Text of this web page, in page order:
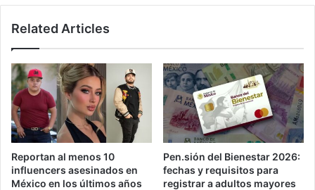
Related Articles
Reportan al menos 10
influencers asesinados en
México en los últimos años
Pen.sión del Bienestar 2026:
fechas y requisitos para
registrar a adultos mayores